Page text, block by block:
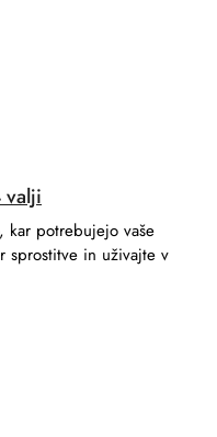
valji
kar potrebujejo vaše
sprostitve in uživajte v